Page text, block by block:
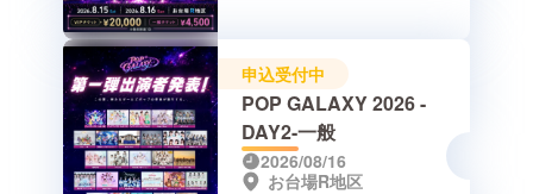
申込受付中
POP GALAXY 2026 -
DAY2-一般
2026/08/16
お台場R地区